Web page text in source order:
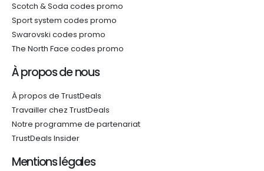
Scotch & Soda codes promo
Sport system codes promo
Swarovski codes promo
The North Face codes promo
À propos de nous
À propos de TrustDeals
Travailler chez TrustDeals
Notre programme de partenariat
TrustDeals Insider
Mentions légales